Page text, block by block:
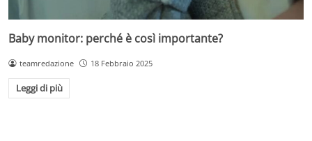
Baby monitor: perché è così importante?
teamredazione 18 Febbraio 2025
Leggi di più